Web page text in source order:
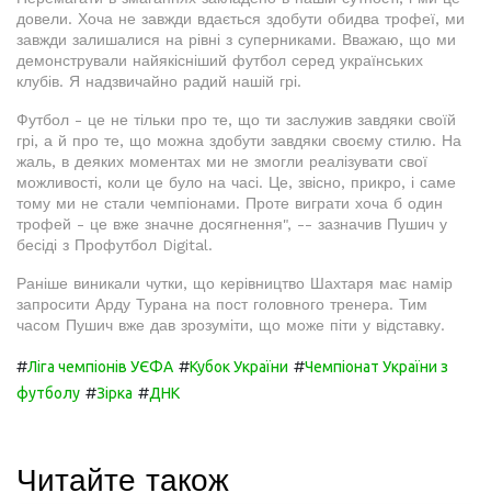
довели. Хоча не завжди вдається здобути обидва трофеї, ми
завжди залишалися на рівні з суперниками. Вважаю, що ми
демонстрували найякісніший футбол серед українських
клубів. Я надзвичайно радий нашій грі.
Футбол - це не тільки про те, що ти заслужив завдяки своїй
грі, а й про те, що можна здобути завдяки своєму стилю. На
жаль, в деяких моментах ми не змогли реалізувати свої
можливості, коли це було на часі. Це, звісно, прикро, і саме
тому ми не стали чемпіонами. Проте виграти хоча б один
трофей - це вже значне досягнення", -- зазначив Пушич у
бесіді з Профутбол Digital.
Раніше виникали чутки, що керівництво Шахтаря має намір
запросити Арду Турана на пост головного тренера. Тим
часом Пушич вже дав зрозуміти, що може піти у відставку.
#Ліга чемпіонів УЄФА #Кубок України #Чемпіонат України з
футболу #Зірка #ДНК
Читайте також